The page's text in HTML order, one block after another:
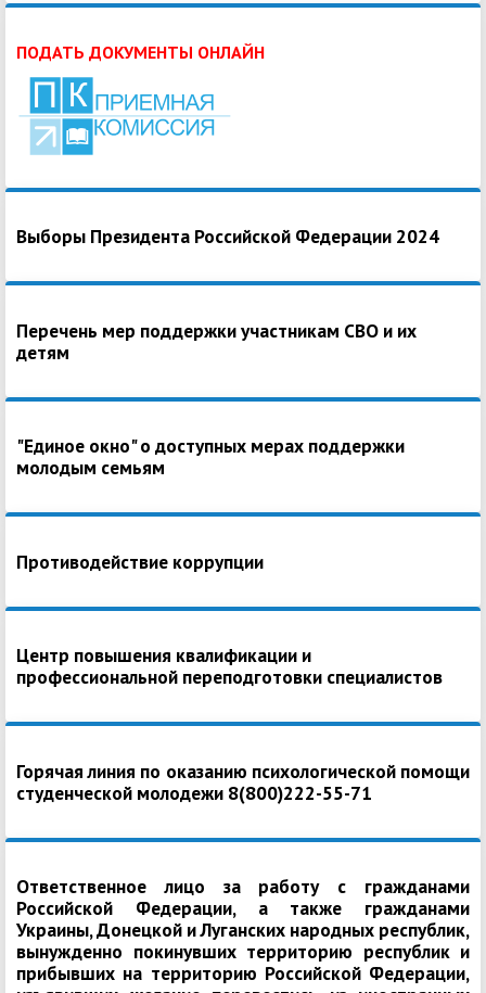
ПОДАТЬ ДОКУМЕНТЫ ОНЛАЙН
Выборы Президента Российской Федерации 2024
Перечень мер поддержки участникам СВО и их
детям
"Единое окно" о доступных мерах поддержки
молодым семьям
Противодействие коррупции
Центр повышения квалификации и
профессиональной переподготовки специалистов
Горячая линия по оказанию психологической помощи
студенческой молодежи 8(800)222-55-71
Ответственное лицо за работу с гражданами
Российской Федерации, а также гражданами
Украины, Донецкой и Луганских народных республик,
вынужденно покинувших территорию республик и
прибывших на территорию Российской Федерации,